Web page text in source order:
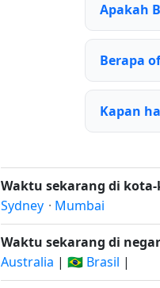
Apakah
Berapa
Kapan
Waktu sekarang di
Sydney · Mumbai
Waktu sekarang di
Australia | 🇧🇷 Brasil |